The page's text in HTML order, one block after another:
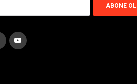
ABONE OL